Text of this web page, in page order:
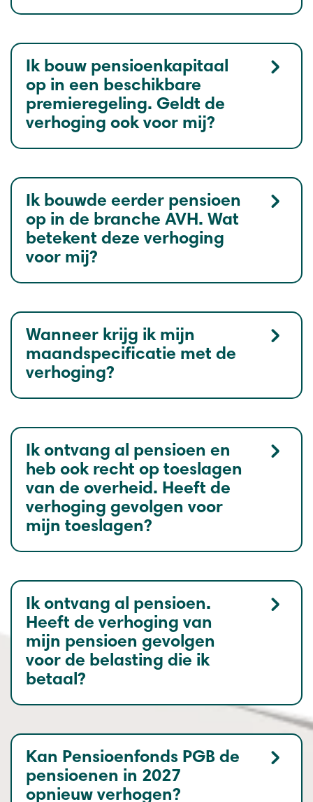
Ik bouw pensioenkapitaal
op in een beschikbare
premieregeling. Geldt de
verhoging ook voor mij?
Ik bouwde eerder pensioen
op in de branche AVH. Wat
betekent deze verhoging
voor mij?
Wanneer krijg ik mijn
maandspecificatie met de
verhoging?
Ik ontvang al pensioen en
heb ook recht op toeslagen
van de overheid. Heeft de
verhoging gevolgen voor
mijn toeslagen?
Ik ontvang al pensioen.
Heeft de verhoging van
mijn pensioen gevolgen
voor de belasting die ik
betaal?
Kan Pensioenfonds PGB de
pensioenen in 2027
opnieuw verhogen?